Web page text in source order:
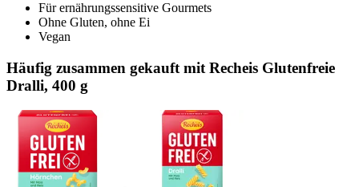
Für ernährungssensitive Gourmets
Ohne Gluten, ohne Ei
Vegan
Häufig zusammen gekauft mit Recheis Glutenfreie
Dralli, 400 g